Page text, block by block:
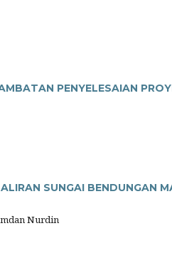
PENYELESAIAN
SUNGAI BENDUNGAN
Nurdin